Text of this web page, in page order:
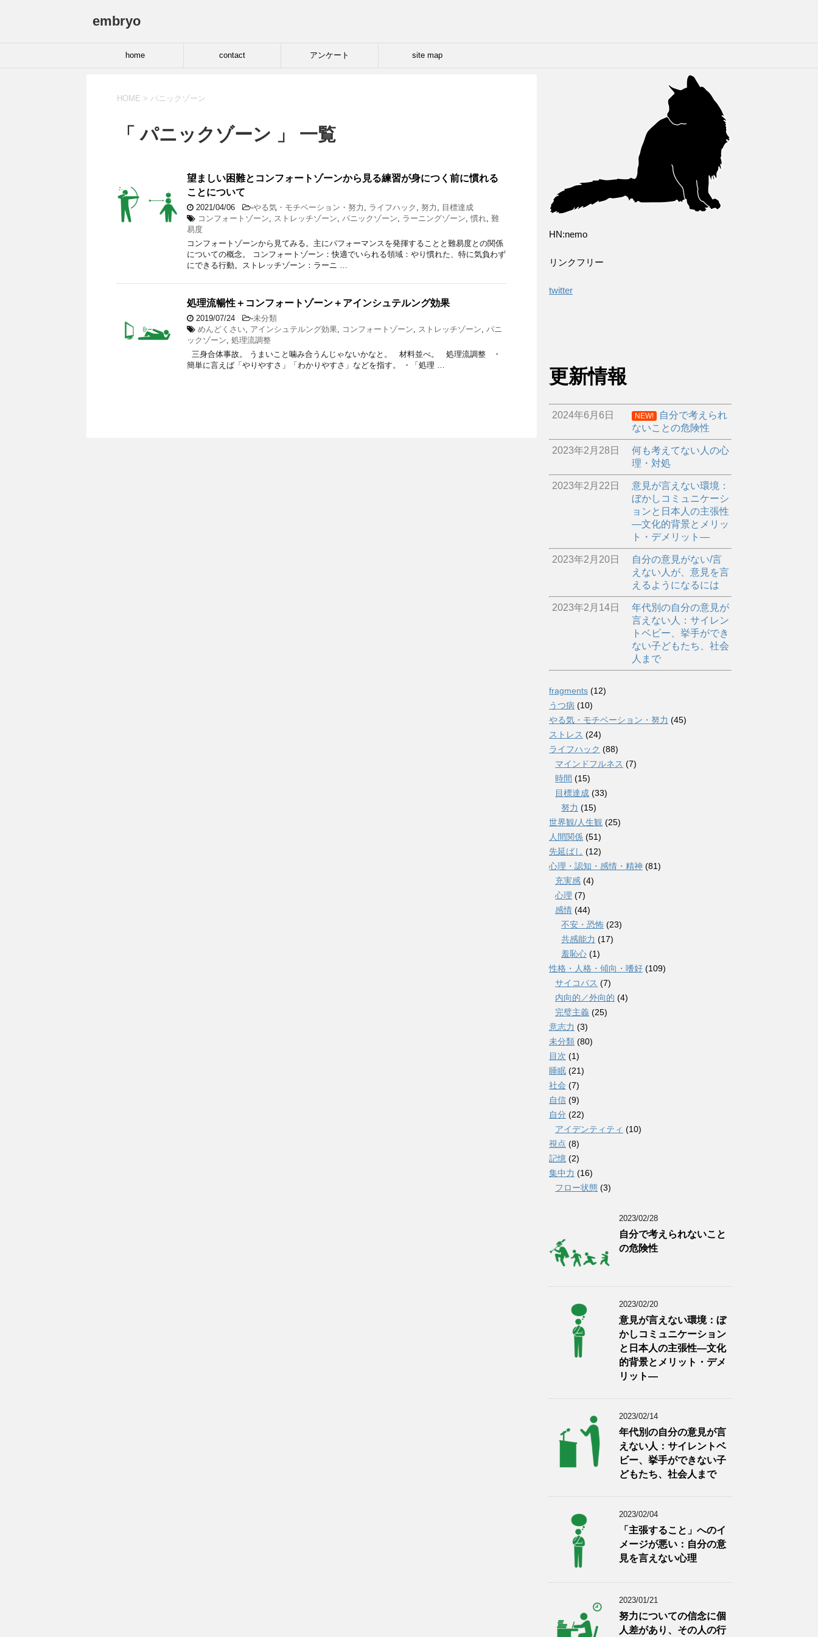
embryo
home contact アンケート site map
HOME > パニックゾーン
「 パニックゾーン 」 一覧
望ましい困難とコンフォートゾーンから見る練習が身につく前に慣れる
ことについて
2021/04/06 -やる気・モチベーション・努力 , ライフハック , 努力 , 目標達成
コンフォートゾーン, ストレッチゾーン, パニックゾーン, ラーニングゾーン, 慣れ, 難
易度
コンフォートゾーンから見てみる。主にパフォーマンスを発揮することと難易度との関係
についての概念。 コンフォートゾーン：快適でいられる領域：やり慣れた、特に気負わず
にできる行動。ストレッチゾーン：ラーニ …
処理流暢性＋コンフォートゾーン＋アインシュテルング効果
2019/07/24 -未分類
めんどくさい, アインシュテルング効果, コンフォートゾーン, ストレッチゾーン, パニ
ックゾーン, 処理流調整
三身合体事故。 うまいこと噛み合うんじゃないかなと。 材料並べ。 処理流調整 ・
簡単に言えば「やりやすさ」「わかりやすさ」などを指す。 ・「処理 …
HN:nemo
リンクフリー
twitter
更新情報
2024年6月6日 NEW!
自分で考えられ
ないことの危険性
2023年2月28日
何も考えてない人の心
理・対処
2023年2月22日
意見が言えない環境：
ぼかしコミュニケーシ
ョンと日本人の主張性
―文化的背景とメリッ
ト・デメリット―
2023年2月20日
自分の意見がない/言
えない人が、意見を言
えるようになるには
2023年2月14日
年代別の自分の意見が
言えない人：サイレン
トベビー、挙手ができ
ない子どもたち、社会
人まで
fragments (12)
うつ病 (10)
やる気・モチベーション・努力 (45)
ストレス (24)
ライフハック (88)
マインドフルネス (7)
時間 (15)
目標達成 (33)
努力 (15)
世界観/人生観 (25)
人間関係 (51)
先延ばし (12)
心理・認知・感情・精神 (81)
充実感 (4)
心理 (7)
感情 (44)
不安・恐怖 (23)
共感能力 (17)
羞恥心 (1)
性格・人格・傾向・嗜好 (109)
サイコパス (7)
内向的／外向的 (4)
完璧主義 (25)
意志力 (3)
未分類 (80)
目次 (1)
睡眠 (21)
社会 (7)
自信 (9)
自分 (22)
アイデンティティ (10)
視点 (8)
記憶 (2)
集中力 (16)
フロー状態 (3)
2023/02/28
自分で考えられないこと
の危険性
2023/02/20
意見が言えない環境：ぼ
かしコミュニケーション
と日本人の主張性―文化
的背景とメリット・デメ
リット―
2023/02/14
年代別の自分の意見が言
えない人：サイレントベ
ビー、挙手ができない子
どもたち、社会人まで
2023/02/04
「主張すること」へのイ
メージが悪い：自分の意
見を言えない心理
2023/01/21
努力についての信念に個
人差があり、その人の行